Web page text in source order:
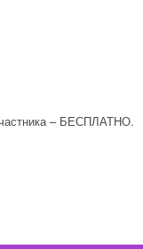
– БЕСПЛАТНО.